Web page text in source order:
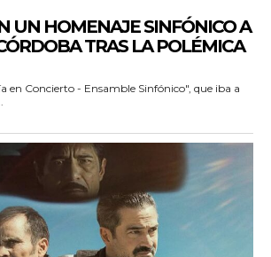
UN HOMENAJE SINFÓNICO A
TRAS LA POLÉMICA
en Concierto - Ensamble Sinfónico", que iba a